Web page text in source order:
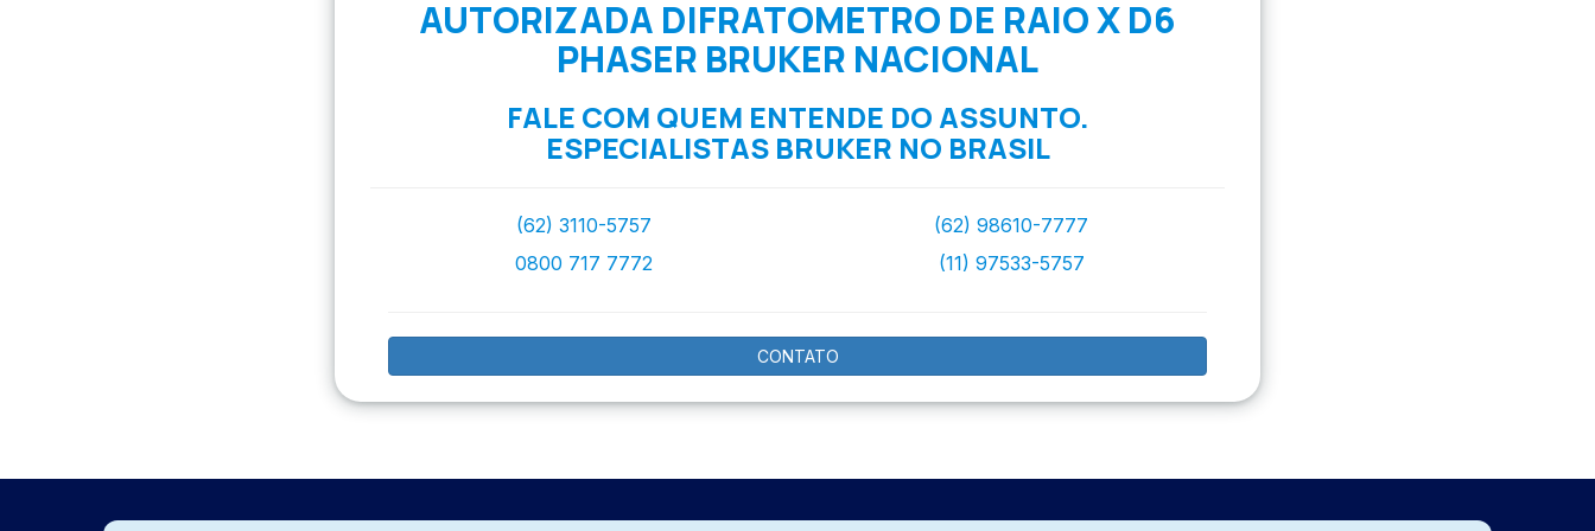
AUTORIZADA DIFRATOMETRO DE RAIO X D6
PHASER BRUKER NACIONAL
FALE COM QUEM ENTENDE DO ASSUNTO.
ESPECIALISTAS BRUKER NO BRASIL
(62) 3110-5757
0800 717 7772
(62) 98610-7777
(11) 97533-5757
CONTATO